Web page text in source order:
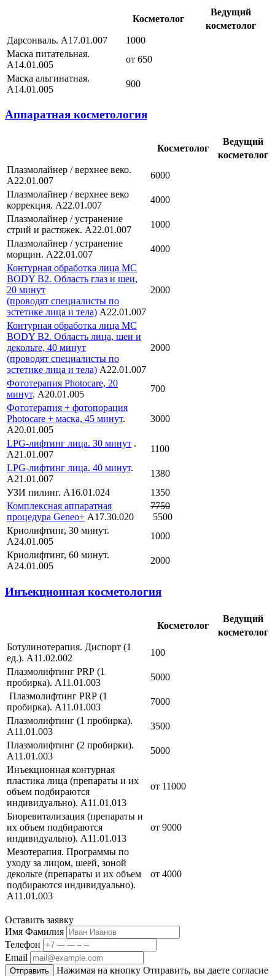
Косметолог
Ведущий
косметолог
Дарсонваль. А17.01.007
1000
Маска питательная.
А14.01.005
от 650
Маска альгинатная.
А14.01.005
900
Аппаратная косметология
Косметолог
Ведущий
косметолог
Плазмолайнер / верхнее веко.
А22.01.007
6000
Плазмолайнер / верхнее веко
коррекция. А22.01.007
4000
Плазмолайнер / устранение
стрий и растяжек. А22.01.007
1000
Плазмолайнер / устранение
морщин. А22.01.007
4000
Контурная обработка лица MC
BODY B2. Область глаз и шеи,
20 минут
(проводят специалисты по
эстетике лица и тела) А22.01.007
2000
Контурная обработка лица MC
BODY B2. Область лица, шеи и
декольте, 40 минут
(проводят специалисты по
эстетике лица и тела) А22.01.007
2000
Фототерапия Photocare, 20
минут. А20.01.005
700
Фототерапия + фотопорация
Photocare + маска, 45 минут.
А20.01.005
3000
LPG-лифтинг лица. 30 минут .
А21.01.007
1100
LPG-лифтинг лица. 40 минут.
А21.01.007
1380
УЗИ пилинг. А16.01.024
1350
Комплексная аппаратная
процедура Geneo+ А17.30.020
7750
5500
Криолифтинг, 30 минут.
А24.01.005
1000
Криолифтинг, 60 минут.
А24.01.005
2000
Инъекционная косметология
Косметолог
Ведущий
косметолог
Ботулинотерапия. Диспорт (1
ед.). А11.02.002
100
Плазмолифтинг PRP (1
пробирка). А11.01.003
5000
Плазмолифтинг PRP (1
пробирка). А11.01.003
7000
Плазмолифтинг (1 пробирка).
А11.01.003
3500
Плазмолифтинг (2 пробирки).
А11.01.003
5000
Инъекционная контурная
пластика лица (препараты и их
объем подбираются
индивидуально). А11.01.013
от 11000
Биоревитализация (препараты и
их объем подбираются
индивидуально). А11.01.013
от 9000
Мезотерапия. Программы по
уходу за лицом, шеей, зоной
декольте (препараты и их объем
подбираются индивидуально).
А11.01.003
от 4000
Оставить заявку
Имя Фамилия
Телефон
Email
Отправить
Нажимая на кнопку Отправить, вы даете согласие